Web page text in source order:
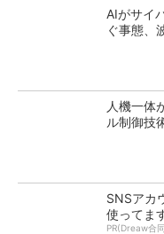
AIがサイ
ぐ事態、
人機一体
ル制御技
SNSアカ
使ってま
PR(Dreaw合